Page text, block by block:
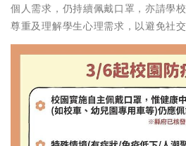
個人需求，仍持續佩戴口罩，亦請學
尊重及理解學生心理需求，以避免社